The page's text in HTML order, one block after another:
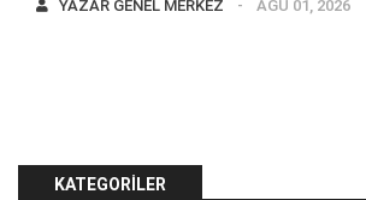
YAZAR GENEL MERKEZ AĞU 01, 2026
KATEGORILER